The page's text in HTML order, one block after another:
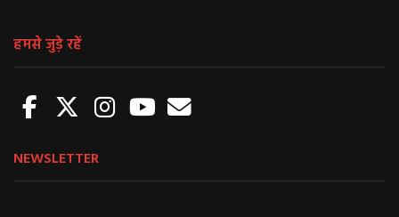
हमसे जुड़े रहें
NEWSLETTER